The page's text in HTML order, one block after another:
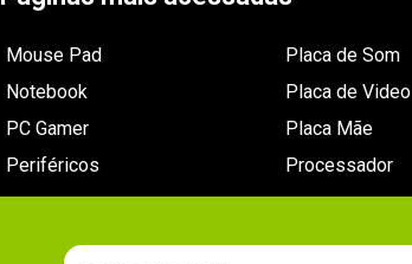
Mouse Pad
Notebook
PC Gamer
Periféricos
Placa de Som
Placa de Video
Placa Mãe
Processador